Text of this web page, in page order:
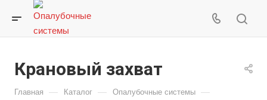
Крановый захват
Главная — Каталог — Опалубочные системы —